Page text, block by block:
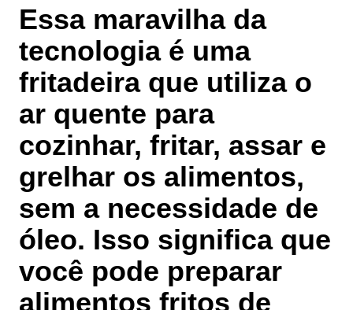
Essa maravilha da
tecnologia é uma
fritadeira que utiliza o
ar quente para
cozinhar, fritar, assar e
grelhar os alimentos,
sem a necessidade de
óleo. Isso significa que
você pode preparar
alimentos fritos de